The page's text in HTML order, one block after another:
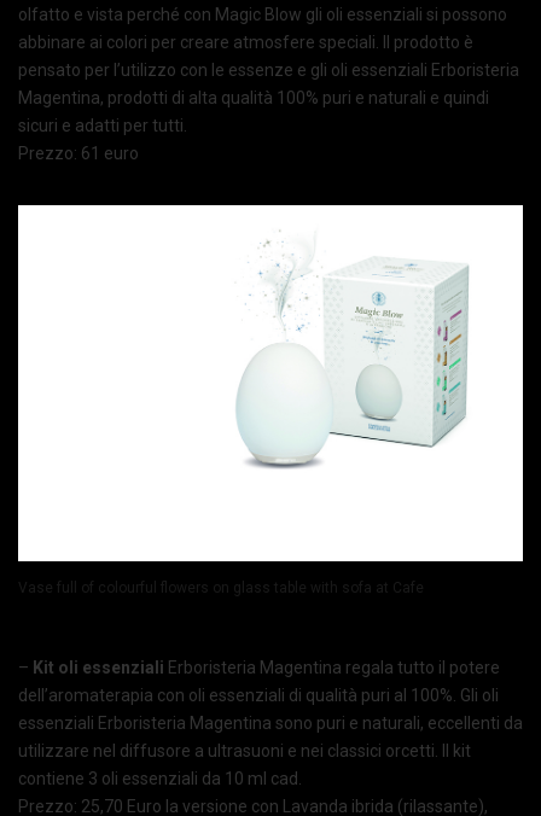
olfatto e vista perché con Magic Blow gli oli essenziali si possono
abbinare ai colori per creare atmosfere speciali. Il prodotto è
pensato per l’utilizzo con le essenze e gli oli essenziali Erboristeria
Magentina, prodotti di alta qualità 100% puri e naturali e quindi
sicuri e adatti per tutti.
Prezzo: 61 euro
Vase full of colourful flowers on glass table with sofa at Cafe
– Kit oli essenziali Erboristeria Magentina regala tutto il potere
dell’aromaterapia con oli essenziali di qualità puri al 100%. Gli oli
essenziali Erboristeria Magentina sono puri e naturali, eccellenti da
utilizzare nel diffusore a ultrasuoni e nei classici orcetti. Il kit
contiene 3 oli essenziali da 10 ml cad.
Prezzo: 25,70 Euro la versione con Lavanda ibrida (rilassante),